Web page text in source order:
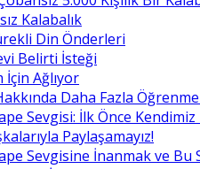
Kalabalık
Din Önderleri
Belirti İsteği
İçin Ağlıyor
Daha Fazla
Sevgisi: İlk Önce
Paylaşamayız!
Sevgisine İnanmak ve Bu